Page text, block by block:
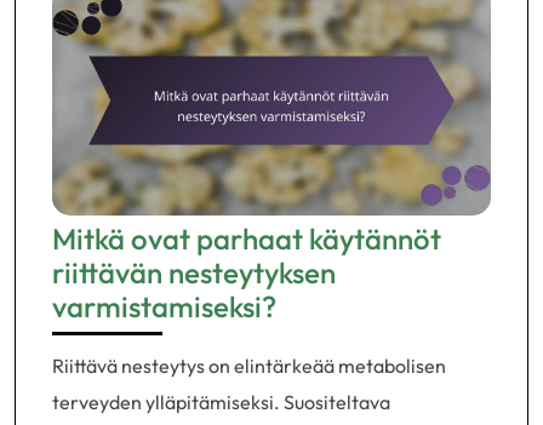
Mitkä ovat parhaat käytännöt
riittävän nesteytyksen
varmistamiseksi?
Riittävä nesteytys on elintärkeää metabolisen
terveyden ylläpitämiseksi. Suositeltava